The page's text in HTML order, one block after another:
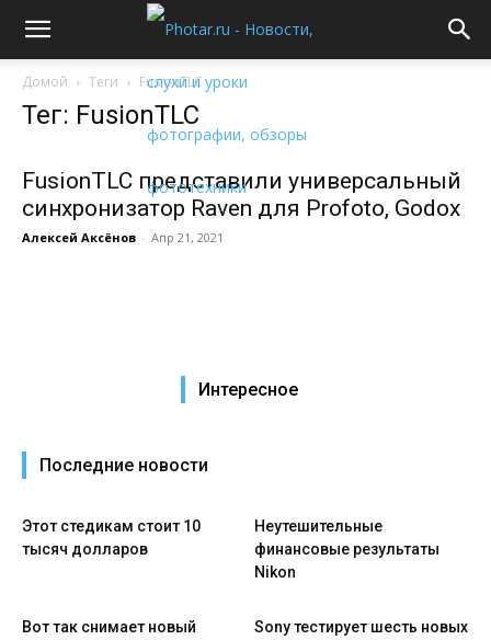
Домой Теги FusionTLC
Тег: FusionTLC
FusionTLC представили универсальный
синхронизатор Raven для Profoto, Godox
Алексей Аксёнов - Апр 21, 2021
Интересное
Последние новости
Этот стедикам стоит 10
тысяч долларов
Неутешительные
финансовые результаты
Nikon
Вот так снимает новый
Sony тестирует шесть новых